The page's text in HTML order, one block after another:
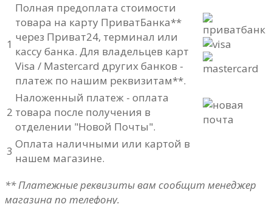
1
Полная предоплата стоимости
товара на карту ПриватБанка**
через Приват24, терминал или
кассу банка. Для владельцев карт
Visa / Mastercard других банков -
платеж по нашим реквизитам**.
2
Наложенный платеж - оплата
товара после получения в
отделении "Новой Почты".
3
Оплата наличными или картой в
нашем магазине.
** Платежные реквизиты вам сообщит менеджер
магазина по телефону.